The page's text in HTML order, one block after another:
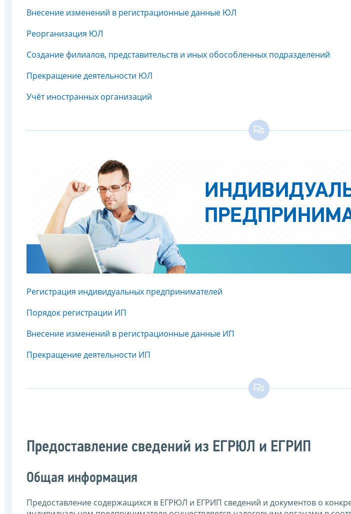
Внесение изменений в регистрационные данные ЮЛ
Реорганизация ЮЛ
Создание филиалов, представительств и иных обособленных подразделений
Прекращение деятельности ЮЛ
Учёт иностранных организаций
Регистрация индивидуальных предпринимателей
Порядок регистрации ИП
Внесение изменений в регистрационные данные ИП
Прекращение деятельности ИП
Предоставление сведений из ЕГРЮЛ и ЕГРИП
Общая информация
Предоставление содержащихся в ЕГРЮЛ и ЕГРИП сведений и документов о